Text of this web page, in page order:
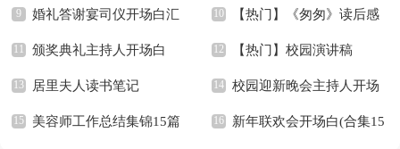
婚礼答谢宴司仪开场白汇
编7篇
【热门】《匆匆》读后感
颁奖典礼主持人开场白 【热门】校园演讲稿
居里夫人读书笔记 校园迎新晚会主持人开场
白13篇
美容师工作总结集锦15篇 新年联欢会开场白(合集15